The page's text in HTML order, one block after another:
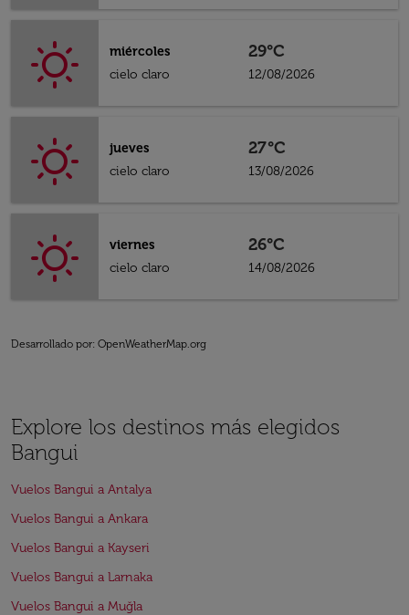
miércoles
cielo claro
29°C
12/08/2026
jueves
cielo claro
27°C
13/08/2026
viernes
cielo claro
26°C
14/08/2026
Desarrollado por: OpenWeatherMap.org
Explore los destinos más elegidos
Bangui
Vuelos Bangui a Antalya
Vuelos Bangui a Ankara
Vuelos Bangui a Kayseri
Vuelos Bangui a Larnaka
Vuelos Bangui a Muğla